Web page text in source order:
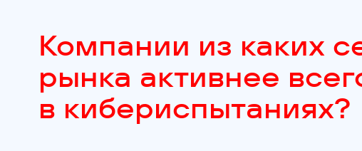
Компании из каких
рынка активнее
в кибериспытаниях?